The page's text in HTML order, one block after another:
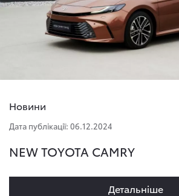
Новини
Дата публікації: 06.12.2024
NEW TOYOTA CAMRY
Детальнiше